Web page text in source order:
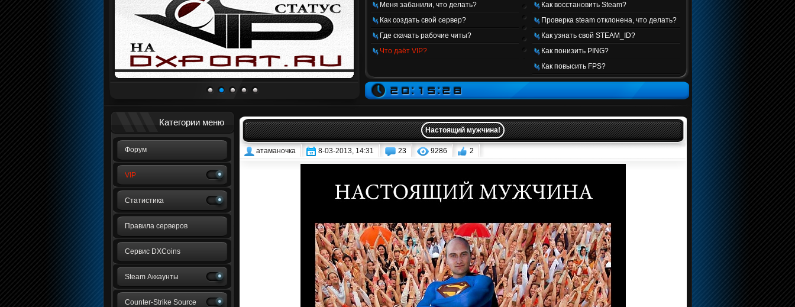
Меня забанили, что делать?
Как создать свой сервер?
Где скачать рабочие читы?
Что даёт VIP?
Как восстановить Steam?
Проверка steam отклонена, что делать?
Как узнать свой STEAM_ID?
Как понизить PING?
Как повысить FPS?
Категории меню
Форум
VIP
Статистика
Правила серверов
Сервис DXCoins
Steam Аккаунты
Counter-Strike Source
Настоящий мужчина!
атаманочка 8-03-2013, 14:31 23 9286 2